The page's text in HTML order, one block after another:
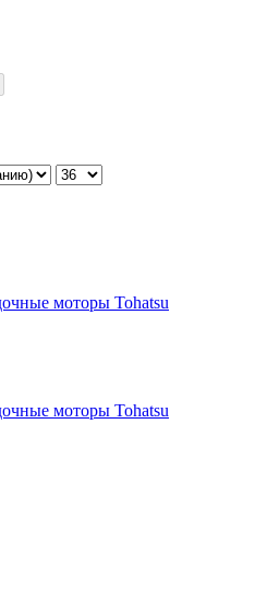
моторы Tohatsu
моторы Tohatsu